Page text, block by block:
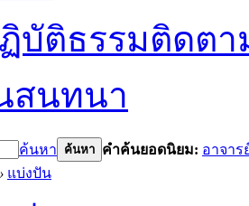
บัติธรรมติดต
สนทนา
ค้นหา ค้นหา คำค้นยอดนิยม: อาจาร
› แบ่งปัน